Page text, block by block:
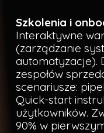
Szkolenia i
Interaktywne
(zarządzanie
automatyzacje).
zespołów
scenariusze:
Quick-start
użytkowników.
90% w